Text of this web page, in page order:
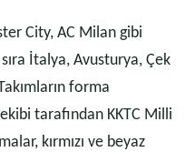
City, AC Milan gibi
İtalya, Avusturya, Çek
forma
tarafından KKTC Milli
kırmızı ve beyaz